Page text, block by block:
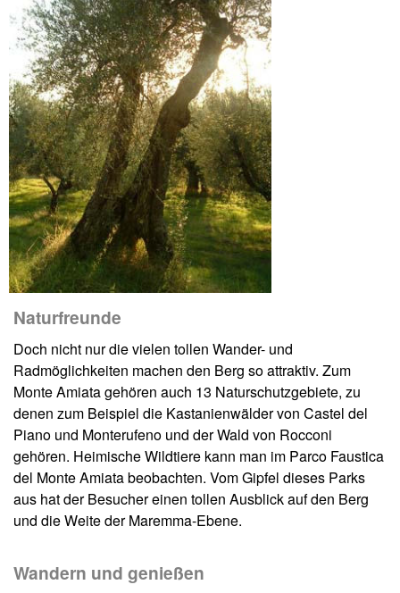
Naturfreunde
Doch nicht nur die vielen tollen Wander- und
Radmöglichkeiten machen den Berg so attraktiv. Zum
Monte Amiata gehören auch 13 Naturschutzgebiete, zu
denen zum Beispiel die Kastanienwälder von Castel del
Piano und Monterufeno und der Wald von Rocconi
gehören. Heimische Wildtiere kann man im Parco Faustica
del Monte Amiata beobachten. Vom Gipfel dieses Parks
aus hat der Besucher einen tollen Ausblick auf den Berg
und die Weite der Maremma-Ebene.
Wandern und genießen